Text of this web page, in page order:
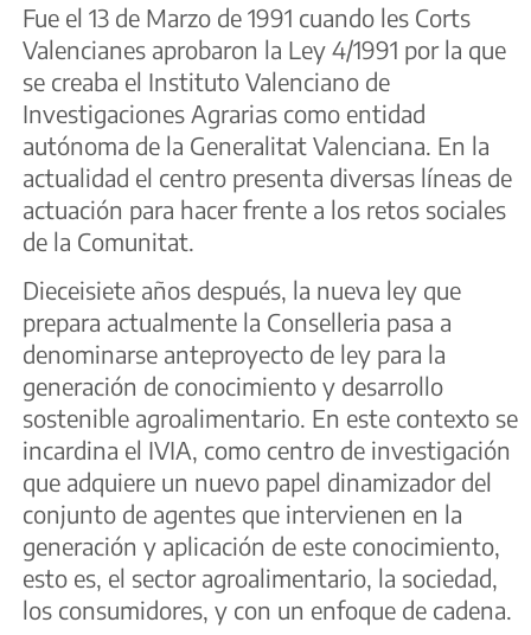
Fue el 13 de Marzo de 1991 cuando les Corts
Valencianes aprobaron la Ley 4/1991 por la que
se creaba el Instituto Valenciano de
Investigaciones Agrarias como entidad
autónoma de la Generalitat Valenciana. En la
actualidad el centro presenta diversas líneas de
actuación para hacer frente a los retos sociales
de la Comunitat.
Dieceisiete años después, la nueva ley que
prepara actualmente la Conselleria pasa a
denominarse anteproyecto de ley para la
generación de conocimiento y desarrollo
sostenible agroalimentario. En este contexto se
incardina el IVIA, como centro de investigación
que adquiere un nuevo papel dinamizador del
conjunto de agentes que intervienen en la
generación y aplicación de este conocimiento,
esto es, el sector agroalimentario, la sociedad,
los consumidores, y con un enfoque de cadena.